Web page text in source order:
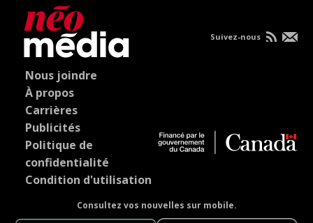
Nous joindre
À propos
Carrières
Publicités
Politique de
confidentialité
Condition d'utilisation
Consultez vos nouvelles sur mobile.
Suivez-nous